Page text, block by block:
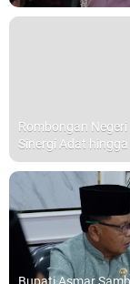
Rombongan
Sinergi Adat
Bupati Asmar